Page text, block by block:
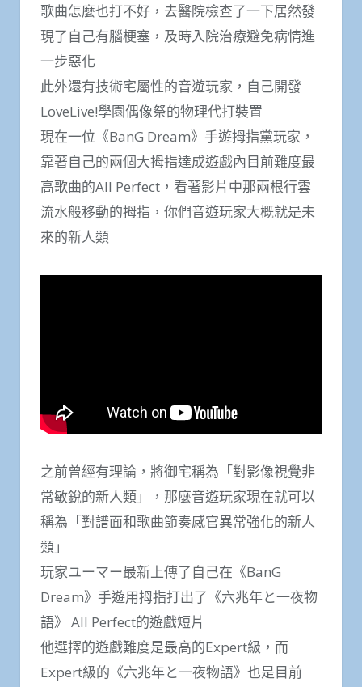
歌曲怎麼也打不好，去醫院檢查了一下居然發
現了自己有腦梗塞，及時入院治療避免病情進
一步惡化
此外還有技術宅屬性的音遊玩家，自己開發
LoveLive!學園偶像祭的物理代打裝置
現在一位《BanG Dream》手遊拇指黨玩家，
靠著自己的兩個大拇指達成遊戲內目前難度最
高歌曲的All Perfect，看著影片中那兩根行雲
流水般移動的拇指，你們音遊玩家大概就是未
來的新人類
之前曾經有理論，將御宅稱為「對影像視覺非
常敏銳的新人類」，那麼音遊玩家現在就可以
稱為「對譜面和歌曲節奏感官異常強化的新人
類」
玩家ユーマー最新上傳了自己在《BanG
Dream》手遊用拇指打出了《六兆年と一夜物
語》 All Perfect的遊戲短片
他選擇的遊戲難度是最高的Expert級，而
Expert級的《六兆年と一夜物語》也是目前